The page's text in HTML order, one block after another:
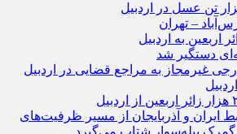
– تهران
دستگیر شد
ایران و آذربایجان از مسیر ظرفیت‌های